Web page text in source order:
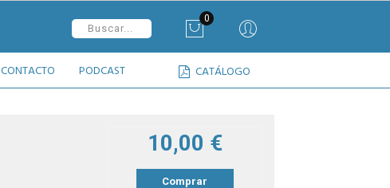
0
CATÁLOGO
CONTACTO PODCAST
10,00 €
Comprar